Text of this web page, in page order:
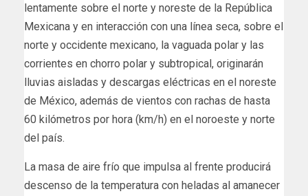
lentamente sobre el norte y noreste de la República
Mexicana y en interacción con una línea seca, sobre el
norte y occidente mexicano, la vaguada polar y las
corrientes en chorro polar y subtropical, originarán
lluvias aisladas y descargas eléctricas en el noreste
de México, además de vientos con rachas de hasta
60 kilómetros por hora (km/h) en el noroeste y norte
del país.
La masa de aire frío que impulsa al frente producirá
descenso de la temperatura con heladas al amanecer